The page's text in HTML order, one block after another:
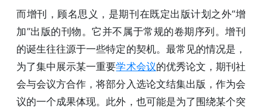
而增刊，顾名思义，是期刊在既定出版计划之外“增
加”出版的刊物。它并不属于常规的卷期序列。增刊
的诞生往往源于一些特定的契机。最常见的情况是，
为了集中展示某一重要学术会议的优秀论文，期刊社
会与会议方合作，将部分入选论文结集出版，作为会
议的一个成果体现。此外，也可能是为了围绕某个突